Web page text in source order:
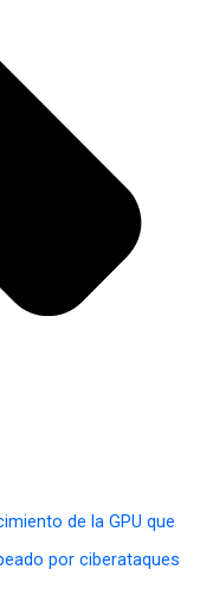
de la GPU que
por ciberataques